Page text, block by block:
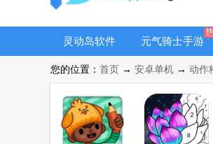
灵动岛软件
元气骑士手游
大全
您的位置： 首页 → 安卓单机 → 动作